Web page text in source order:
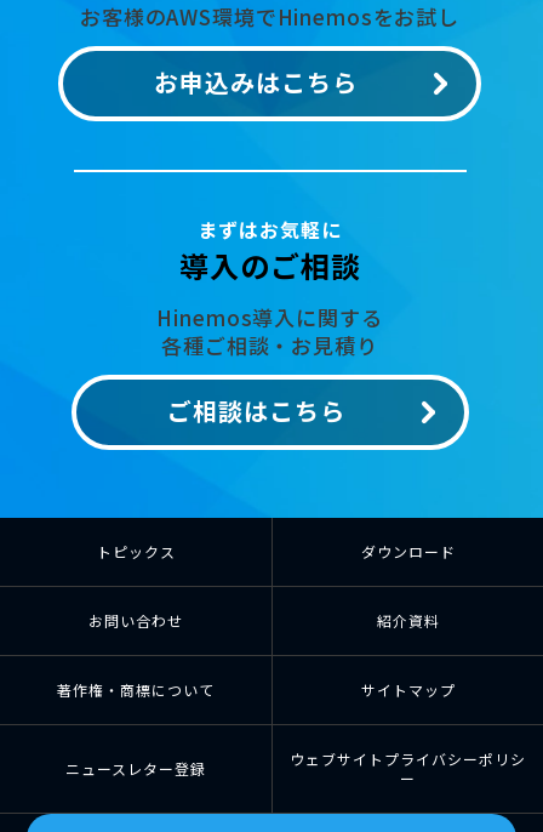
お客様のAWS環境でHinemosをお試し
お申込みはこちら
まずはお気軽に
導入のご相談
Hinemos導入に関する
各種ご相談・お見積り
ご相談はこちら
トピックス ダウンロード
お問い合わせ 紹介資料
著作権・商標について サイトマップ
ニュースレター登録
ウェブサイトプライバシーポリシ
ー